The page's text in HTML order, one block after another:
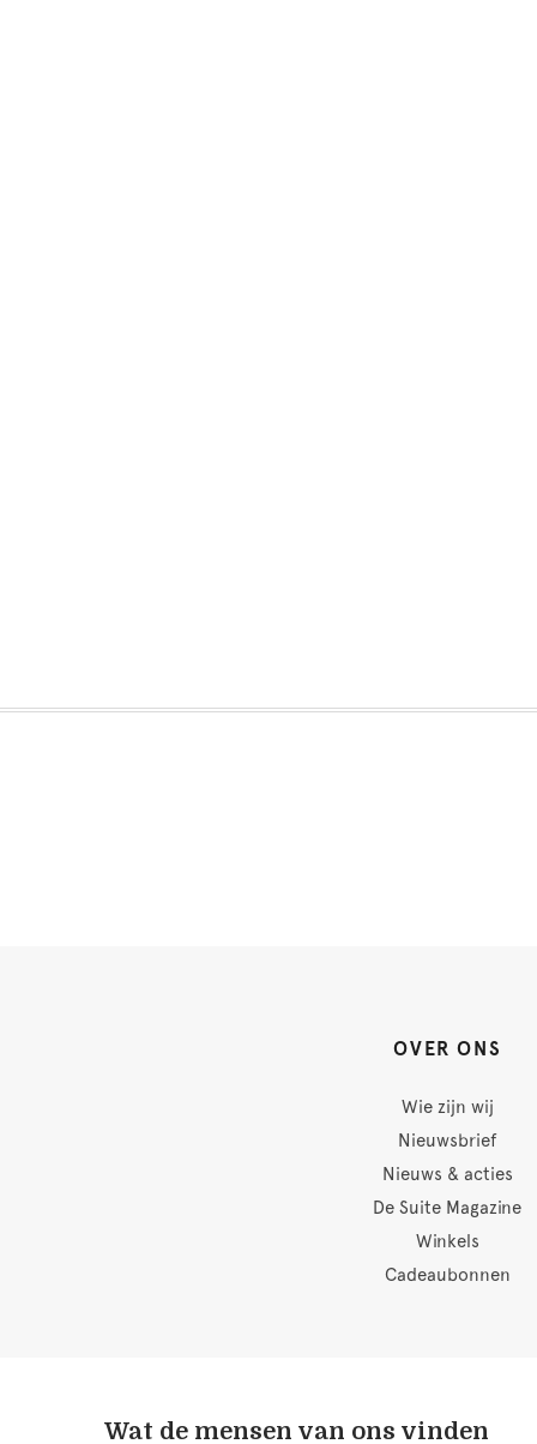
OVER ONS
Wie zijn wij
Nieuwsbrief
Nieuws & acties
De Suite Magazine
Winkels
Cadeaubonnen
Wat de mensen van ons vinden